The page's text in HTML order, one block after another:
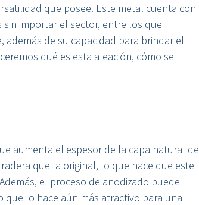
que posee. Este metal cuenta con
importar el sector, entre los que
además de su capacidad para brindar el
qué es esta aleación, cómo se
aumenta el espesor de la capa natural de
que la original, lo que hace que este
el proceso de anodizado puede
lo hace aún más atractivo para una